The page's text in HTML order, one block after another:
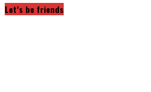
Let’s be friends